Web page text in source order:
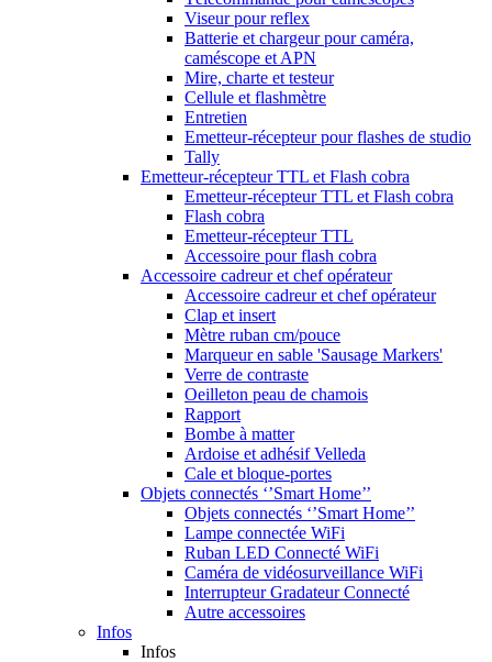
Viseur pour reflex
Batterie et chargeur pour caméra,
caméscope et APN
Mire, charte et testeur
Cellule et flashmètre
Entretien
Emetteur-récepteur pour flashes de studio
Tally
Emetteur-récepteur TTL et Flash cobra
Emetteur-récepteur TTL et Flash cobra
Flash cobra
Emetteur-récepteur TTL
Accessoire pour flash cobra
Accessoire cadreur et chef opérateur
Accessoire cadreur et chef opérateur
Clap et insert
Mètre ruban cm/pouce
Marqueur en sable 'Sausage Markers'
Verre de contraste
Oeilleton peau de chamois
Rapport
Bombe à matter
Ardoise et adhésif Velleda
Cale et bloque-portes
Objets connectés ‘’Smart Home’’
Objets connectés ‘’Smart Home’’
Lampe connectée WiFi
Ruban LED Connecté WiFi
Caméra de vidéosurveillance WiFi
Interrupteur Gradateur Connecté
Autre accessoires
Infos
Infos